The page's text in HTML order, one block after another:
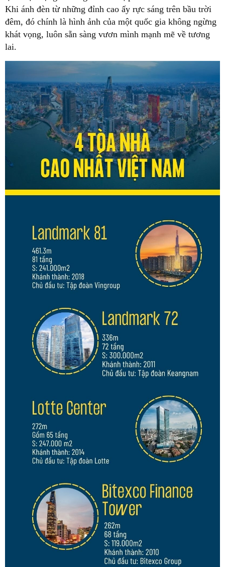
Khi ánh đèn từ những đỉnh cao ấy rực sáng trên bầu trời
đêm, đó chính là hình ảnh của một quốc gia không ngừng
khát vọng, luôn sẵn sàng vươn mình mạnh mẽ về tương
lai.